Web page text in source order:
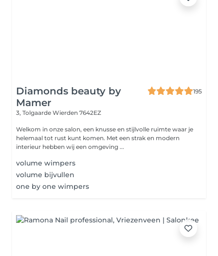
Diamonds beauty by
Mamer
195
3, Tolgaarde Wierden 7642EZ
Welkom in onze salon, een knusse en stijlvolle ruimte waar je
helemaal tot rust kunt komen. Met een strak en modern
interieur hebben wij een omgeving ...
volume wimpers
volume bijvullen
one by one wimpers